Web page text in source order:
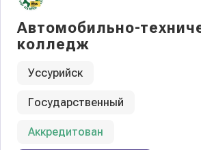
Автомобильно-
колледж
Уссурийск
Государственный
Аккредитован